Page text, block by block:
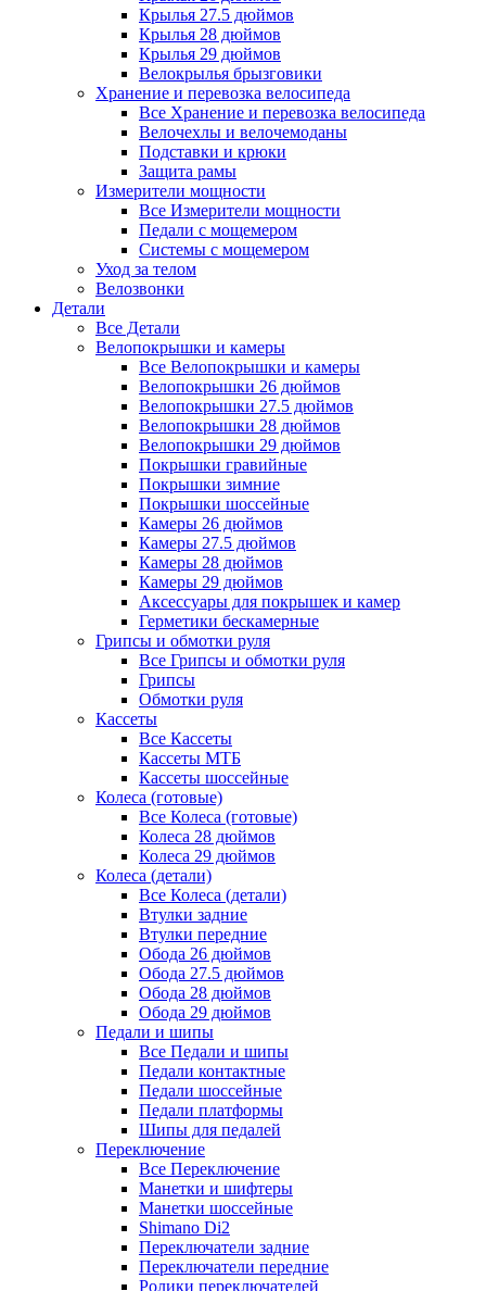
Крылья 27.5 дюймов
Крылья 28 дюймов
Крылья 29 дюймов
Велокрылья брызговики
Хранение и перевозка велосипеда
Все Хранение и перевозка велосипеда
Велочехлы и велочемоданы
Подставки и крюки
Защита рамы
Измерители мощности
Все Измерители мощности
Педали с мощемером
Системы с мощемером
Уход за телом
Велозвонки
Детали
Все Детали
Велопокрышки и камеры
Все Велопокрышки и камеры
Велопокрышки 26 дюймов
Велопокрышки 27.5 дюймов
Велопокрышки 28 дюймов
Велопокрышки 29 дюймов
Покрышки гравийные
Покрышки зимние
Покрышки шоссейные
Камеры 26 дюймов
Камеры 27.5 дюймов
Камеры 28 дюймов
Камеры 29 дюймов
Аксессуары для покрышек и камер
Герметики бескамерные
Грипсы и обмотки руля
Все Грипсы и обмотки руля
Грипсы
Обмотки руля
Кассеты
Все Кассеты
Кассеты МТБ
Кассеты шоссейные
Колеса (готовые)
Все Колеса (готовые)
Колеса 28 дюймов
Колеса 29 дюймов
Колеса (детали)
Все Колеса (детали)
Втулки задние
Втулки передние
Обода 26 дюймов
Обода 27.5 дюймов
Обода 28 дюймов
Обода 29 дюймов
Педали и шипы
Все Педали и шипы
Педали контактные
Педали шоссейные
Педали платформы
Шипы для педалей
Переключение
Все Переключение
Манетки и шифтеры
Манетки шоссейные
Shimano Di2
Переключатели задние
Переключатели передние
Ролики переключателей